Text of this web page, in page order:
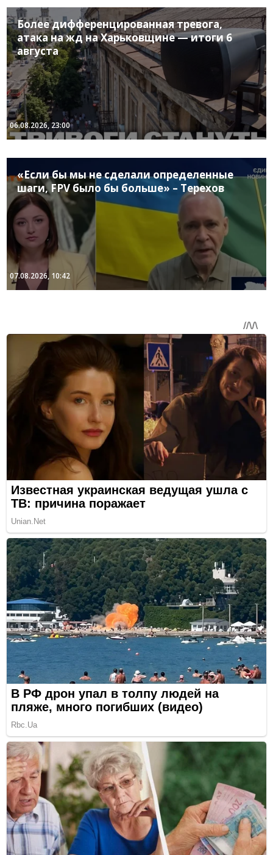
Более дифференцированная тревога,
атака на жд на Харьковщине — итоги 6
августа
06.08.2026, 23:00
«Если бы мы не сделали определенные
шаги, FPV было бы больше» – Терехов
07.08.2026, 10:42